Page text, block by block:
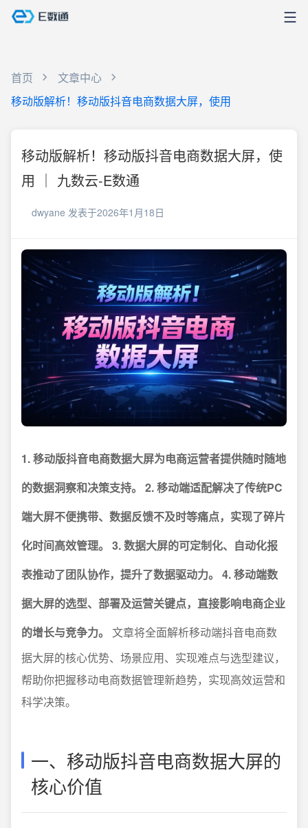
首页
文章中心
移动版解析！移动版抖音电商数据大屏，使用
移动版解析！移动版抖音电商数据大屏，使
用 ｜ 九数云-E数通
dwyane 发表于2026年1月18日
1. 移动版抖音电商数据大屏为电商运营者提供随时随地
的数据洞察和决策支持。
2. 移动端适配解决了传统PC
端大屏不便携带、数据反馈不及时等痛点，实现了碎片
化时间高效管理。
3. 数据大屏的可定制化、自动化报
表推动了团队协作，提升了数据驱动力。
4. 移动端数
据大屏的选型、部署及运营关键点，直接影响电商企业
的增长与竞争力。
文章将全面解析移动端抖音电商数
据大屏的核心优势、场景应用、实现难点与选型建议，
帮助你把握移动电商数据管理新趋势，实现高效运营和
科学决策。
一、移动版抖音电商数据大屏的
核心价值